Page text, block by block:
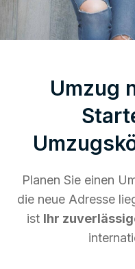
Umzug
Planen Sie einen
die neue Adresse
ist Ihr